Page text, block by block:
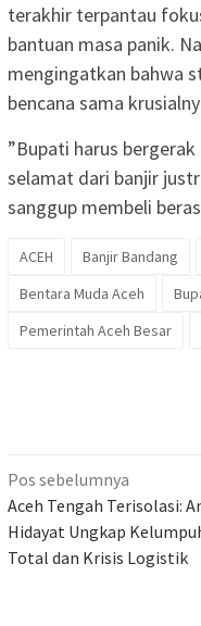
terakhir terpantau
bantuan masa panik.
mengingatkan bahwa
bencana sama
​”Bupati harus
selamat dari banjir
sanggup membeli
ACEH Banjir Bandang
Bentara Muda Aceh
Pemerintah Aceh Besar
Navigasi
pos
Pos sebelumnya
Aceh Tengah Terisolasi:
Hidayat Ungkap
Total dan Krisis Logistik